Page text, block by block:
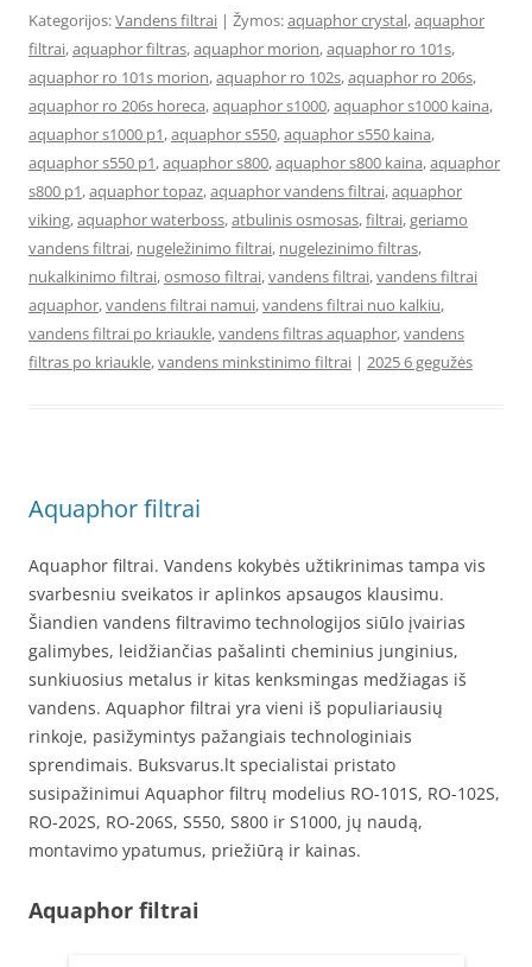
Kategorijos:Vandens filtrai | Žymos:aquaphor crystal,aquaphor
filtrai,aquaphor filtras,aquaphor morion,aquaphor ro 101s,
aquaphor ro 101s morion,aquaphor ro 102s,aquaphor ro 206s,
aquaphor ro 206s horeca,aquaphor s1000,aquaphor s1000 kaina,
aquaphor s1000 p1,aquaphor s550,aquaphor s550 kaina,
aquaphor s550 p1,aquaphor s800,aquaphor s800 kaina,aquaphor
s800 p1,aquaphor topaz,aquaphor vandens filtrai,aquaphor
viking,aquaphor waterboss,atbulinis osmosas,filtrai,geriamo
vandens filtrai, nugeležinimo filtrai, nugelezinimo filtras,
nukalkinimo filtrai,osmoso filtrai,vandens filtrai,vandens filtrai
aquaphor,vandens filtrai namui,vandens filtrai nuo kalkiu,
vandens filtrai po kriaukle,vandens filtras aquaphor,vandens
filtras po kriaukle,vandens minkstinimo filtrai | 2025 6 gegužės
Aquaphor filtrai
Aquaphor filtrai. Vandens kokybės užtikrinimas tampa vis
svarbesniu sveikatos ir aplinkos apsaugos klausimu.
Šiandien vandens filtravimo technologijos siūlo įvairias
galimybes, leidžiančias pašalinti cheminius junginius,
sunkiuosius metalus ir kitas kenksmingas medžiagas iš
vandens. Aquaphor filtrai yra vieni iš populiariausių
rinkoje, pasižymintys pažangiais technologiniais
sprendimais. Buksvarus.lt specialistai pristato
susipažinimui Aquaphor filtrų modelius RO-101S, RO-102S,
RO-202S, RO-206S, S550, S800 ir S1000, jų naudą,
montavimo ypatumus, priežiūrą ir kainas.
Aquaphor filtrai